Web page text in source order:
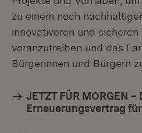
zu einem noch
innovativeren und
voranzutreiben und das
Bürgerinnen und Bürgern
JETZT FÜR MORGEN –
Erneuerungsvertrag